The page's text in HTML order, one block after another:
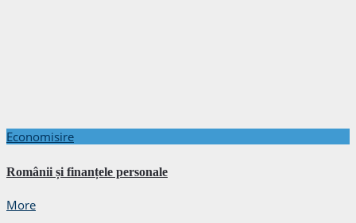
Economisire
Românii și finanțele personale
More